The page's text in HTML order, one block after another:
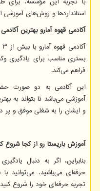
استانداردها و روش‌های آموزشی
آکادمی قهوه آمارو بهترین
بستری مناسب برای یادگیری
فراهم می‌کند.
این آکادمی به دو صورت
آموزشی می‌باشد تا بتواند به
و ایشان را به شغلی موفق و پر
آموزش باریستا رو از کجا شروع
بنابراین، اگر به دنبال
حرفه‌ای می‌باشید، می‌توانید با
تجربه حرفه‌ای خود را شروع